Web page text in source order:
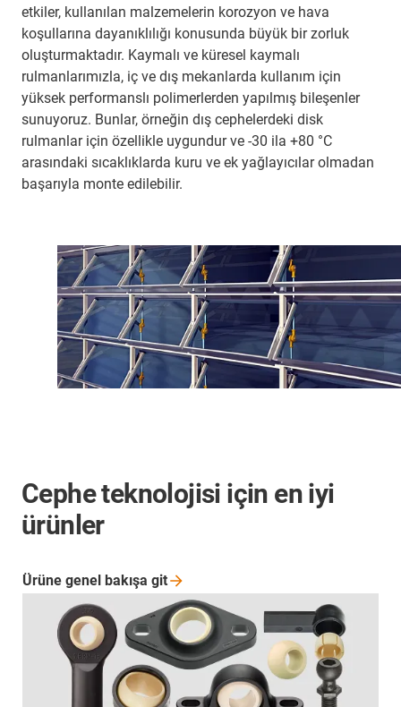
etkiler, kullanılan malzemelerin korozyon ve hava
koşullarına dayanıklılığı konusunda büyük bir zorluk
oluşturmaktadır. Kaymalı ve küresel kaymalı
rulmanlarımızla, iç ve dış mekanlarda kullanım için
yüksek performanslı polimerlerden yapılmış bileşenler
sunuyoruz. Bunlar, örneğin dış cephelerdeki disk
rulmanlar için özellikle uygundur ve -30 ila +80 °C
arasındaki sıcaklıklarda kuru ve ek yağlayıcılar olmadan
başarıyla monte edilebilir.
Cephe teknolojisi için en iyi
ürünler
Ürüne genel bakışa git